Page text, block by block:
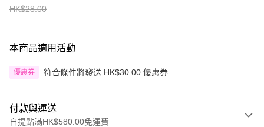
HK$28.00
本商品適用活動
優惠券 符合條件將發送 HK$30.00 優惠券
付款與運送
自提點滿HK$580.00免運費